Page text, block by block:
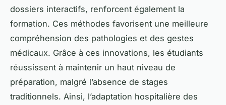
dossiers interactifs, renforcent également la
formation. Ces méthodes favorisent une meilleure
compréhension des pathologies et des gestes
médicaux. Grâce à ces innovations, les étudiants
réussissent à maintenir un haut niveau de
préparation, malgré l’absence de stages
traditionnels. Ainsi, l’adaptation hospitalière des